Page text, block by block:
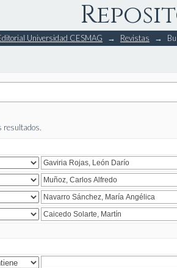
Universidad CESMAG → Revistas →
resultados.